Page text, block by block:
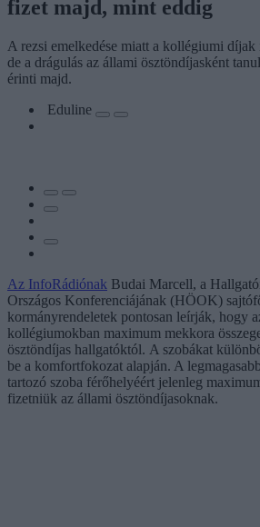
fizet majd, mint eddig
A rezsi emelkedése miatt a kollégiumi díjak
de a drágulás az állami ösztöndíjasként
érinti majd.
Eduline
Az InfoRádiónak Budai Marcell, a
Országos Konferenciájának (HÖOK)
kormányrendeletek pontosan leírják, hogy
kollégiumokban maximum mekkora
ösztöndíjas hallgatóktól. A szobákat
be a komfortfokozat alapján. A
tartozó szoba férőhelyéért jelenleg
fizetniük az állami ösztöndíjasoknak.